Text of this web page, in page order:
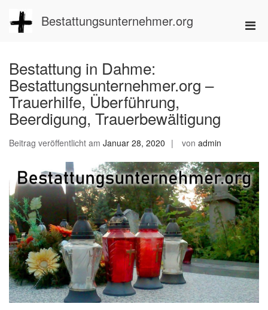
Inhalt
springen
Bestattungsunternehmer.org
Bestattung in Dahme:
Bestattungsunternehmer.org –
Trauerhilfe, Überführung,
Beerdigung, Trauerbewältigung
Beitrag veröffentlicht am Januar 28, 2020 von admin